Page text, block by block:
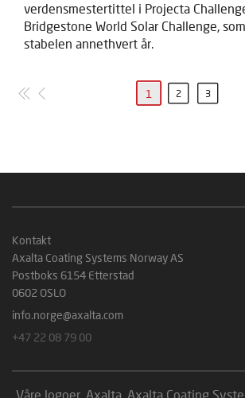
verdensmestertittel i Projecta
Bridgestone World Solar Challenge,
stabelen annethvert år.
1 2 3
Kontakt
Axalta Coating Systems Norway AS
Postboks 6154 Etterstad
0602 OSLO
info.norge@axalta.com
+47 22 08 79 00
Våre logoer, Axalta, Axalta Coating